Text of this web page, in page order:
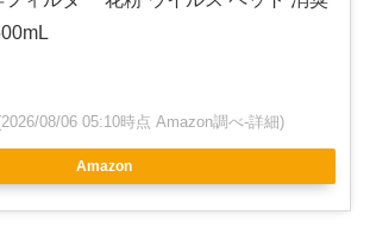
08/06 05:10時点 Amazon調べ-詳細)
Amazon